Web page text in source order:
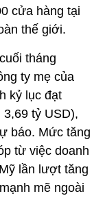
cửa hàng tại
thế giới.
tháng
ty mẹ của
kỷ lục đạt
tỷ USD),
báo. Mức tăng
từ việc doanh
lần lượt tăng
mẽ ngoài